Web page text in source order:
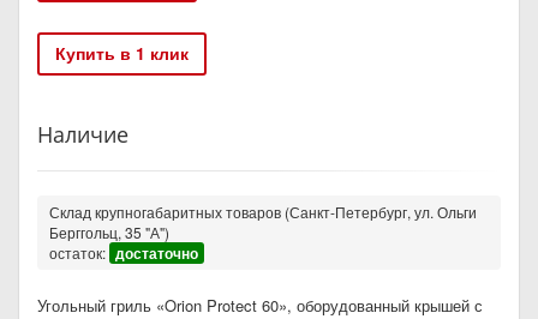
Купить в 1 клик
Наличие
Склад крупногабаритных товаров (Санкт-Петербург, ул. Ольги
Берггольц, 35 "А")
остаток: достаточно
Угольный гриль «Orion Protect 60», оборудованный крышей с